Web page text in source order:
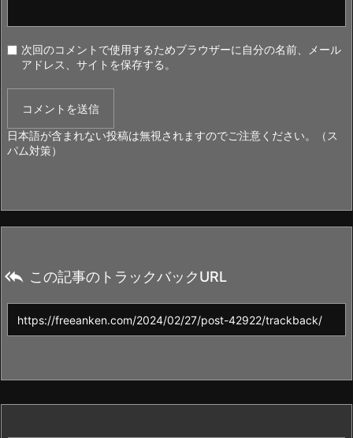
次回のコメントで使用するためブラウザーに自分の名前、メール
アドレス、サイトを保存する。
日本語が含まれない投稿は無視されますのでご注意ください。（ス
パム対策）
 この記事のトラックバックURL